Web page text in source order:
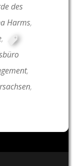
des
Harms,
,
,
,